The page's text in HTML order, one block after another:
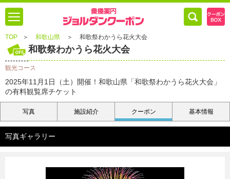
TOP ＞ 和歌山県 ＞ 和歌祭わかうら花火大会
和歌祭わかうら花火大会
観光コース
2025年11月1日（土）開催！和歌山県「和歌祭わかうら花火大会」
の有料観覧席チケット
写真 施設紹介 クーポン 基本情報
写真ギャラリー